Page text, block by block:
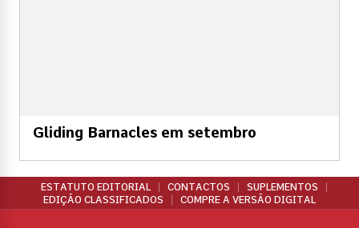
Gliding Barnacles em setembro
ESTATUTO EDITORIAL CONTACTOS
SUPLEMENTOS
EDIÇÃO CLASSIFICADOS
COMPRE A VERSÃO DIGITAL